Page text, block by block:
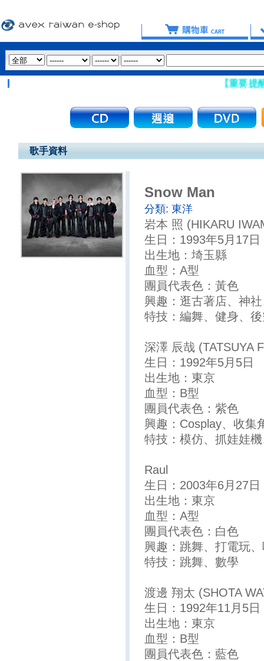
【重要提醒：
歌手資料
Snow Man
分類: 東洋
岩本 照 (HIKARU
生日：1993年5月17日
出生地：埼玉縣
血型：A型
團員代表色：黃色
興趣：逛古著店、神
特技：編舞、健身、
深澤 辰哉 (TATSUYA
生日：1992年5月5日
出生地：東京
血型：B型
團員代表色：紫色
興趣：Cosplay、收集
特技：模仿、抓娃娃
Raul
生日：2003年6月27日
出生地：東京
血型：A型
團員代表色：白色
興趣：跳舞、打電玩
特技：跳舞、數學
渡邊 翔太 (SHOTA
生日：1992年11月5日
出生地：東京
血型：B型
團員代表色：藍色